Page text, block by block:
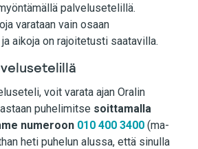
palvelusetelillä.
varataan vain osaan
aikoja on rajoitetusti saatavilla.
voit varata ajan Oralin
puhelimitse soittamalla
numeroon 010 400 3400 (ma-
heti puhelun alussa, että sinulla